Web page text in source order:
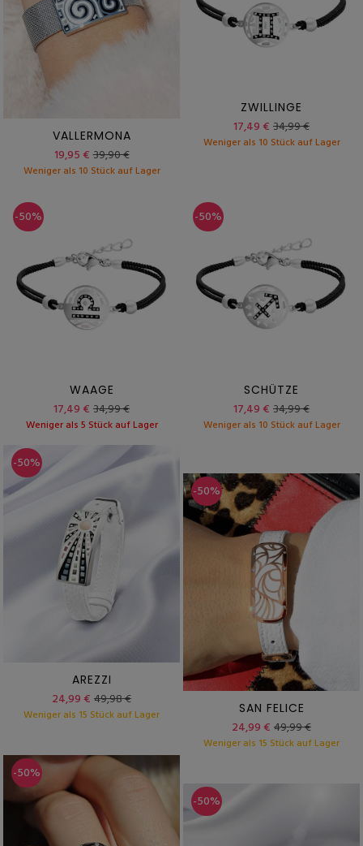
VALLERMONA
19,95 €39,90 €
Weniger als 10 Stück auf Lager
ZWILLINGE
17,49 € 34,99 €
Weniger als 10 Stück auf Lager
-50%
WAAGE
17,49 € 34,99 €
Weniger als 5 Stück auf Lager
-50%
SCHÜTZE
17,49 € 34,99 €
Weniger als 10 Stück auf Lager
-50%
AREZZI
24,99 € 49,98 €
Weniger als 15 Stück auf Lager
-50%
SAN FELICE
24,99 € 49,99 €
Weniger als 15 Stück auf Lager
-50%
-50%